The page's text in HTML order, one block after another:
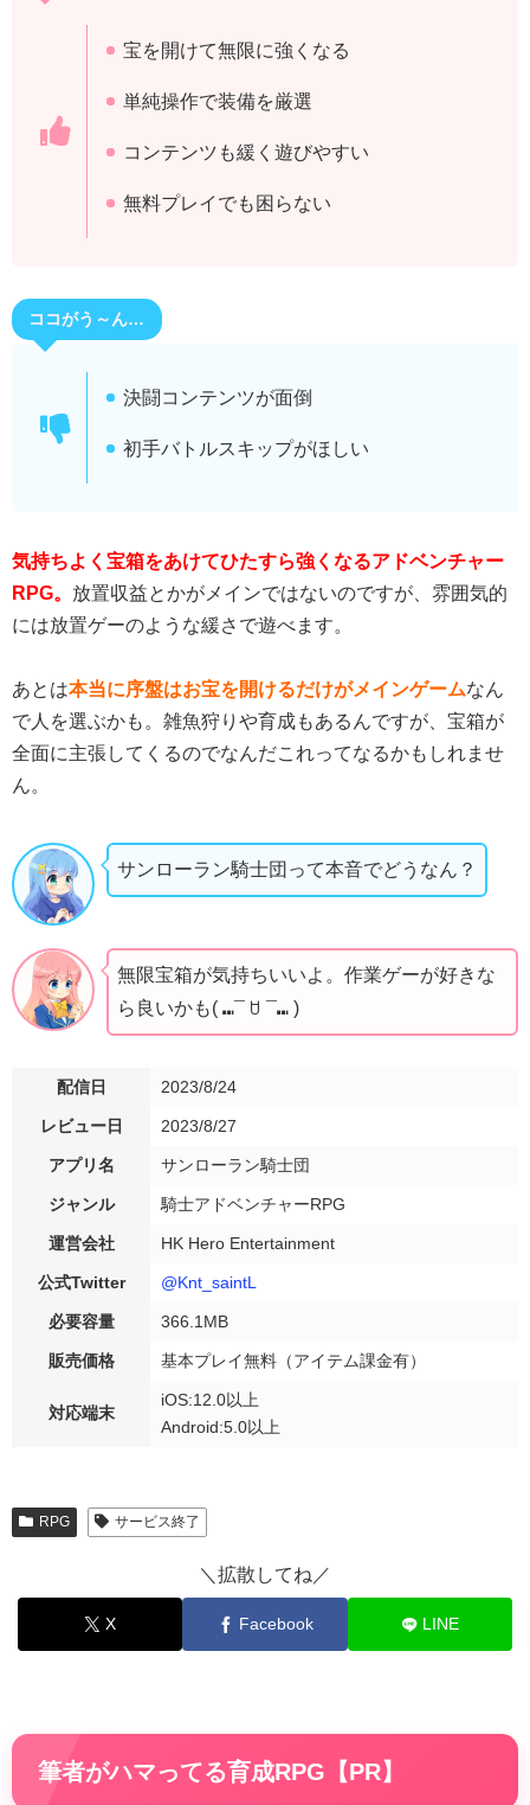
宝を開けて無限に強くなる
単純操作で装備を厳選
コンテンツも緩く遊びやすい
無料プレイでも困らない
ココがう～ん…
決闘コンテンツが面倒
初手バトルスキップがほしい
気持ちよく宝箱をあけてひたすら強くなるアドベンチャー
RPG。 放置収益とかがメインではないのですが、雰囲気的
には放置ゲーのような緩さで遊べます。
あとは本当に序盤はお宝を開けるだけがメインゲームなん
で人を選ぶかも。雑魚狩りや育成もあるんですが、宝箱が
全面に主張してくるのでなんだこれってなるかもしれませ
ん。
サンローラン騎士団って本音でどうなん？
無限宝箱が気持ちいいよ。作業ゲーが好きな
ら良いかも( ⑉¯ ꇴ ¯⑉ )
配信日 2023/8/24
レビュー日 2023/8/27
アプリ名 サンローラン騎士団
ジャンル 騎士アドベンチャーRPG
運営会社 HK Hero Entertainment
公式Twitter @Knt_saintL
必要容量 366.1MB
販売価格 基本プレイ無料（アイテム課金有）
対応端末
iOS:12.0以上
Android:5.0以上
RPG サービス終了
＼拡散してね／
X Facebook LINE
筆者がハマってる育成RPG【PR】